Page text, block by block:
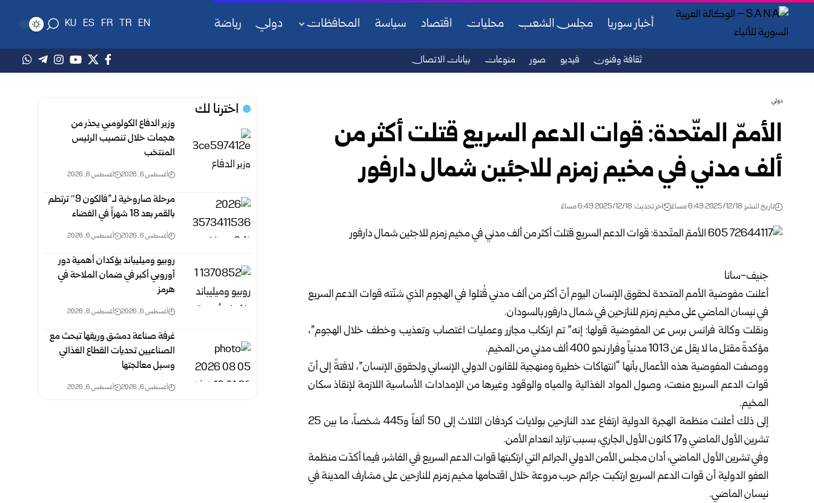
أخبار سوريا مجلس الشعب محليات اقتصاد سياسة المحافظات دولي رياضة EN
TR
FR
ES
KU
ثقافة وفنون فيديو صور منوعات بيانات الاتصال
دولي
الأممّ المتّحدة: قوات الدعم السريع قتلت أكثر من
ألف مدني في مخيم زمزم للاجئين شمال دارفور
تاريخ النشر: 2025/12/18 6:49 مساءً اخر تحديث: 2025/12/18 6:49 مساءً
جنيف-سانا
أعلنت مفوضية الأمم المتحدة لحقوق الإنسان اليوم أنّ أكثر من ألف مدني قُتلوا في الهجوم الذي شنّته قوات الدعم السريع
في نيسان الماضي على مخيم زمزم للنازحين في شمال دارفور بالسودان.
ونقلت وكالة فرانس برس عن المفوضية قولها: إنه” تم ارتكاب مجازر وعمليات اغتصاب وتعذيب وخطف خلال الهجوم”،
مؤكدةً مقتل ما لا يقل عن 1013 مدنياً وفرار نحو 400 ألف مدني من المخيم.
ووصفت المفوضية هذه الأعمال بأنها “انتهاكات خطيرة ومنهجية للقانون الدولي الإنساني ولحقوق الإنسان”، لافتةً إلى أنّ
قوات الدعم السريع منعت، وصول المواد الغذائية والمياه والوقود وغيرها من الإمدادات الأساسية اللازمة لإنقاذ سكان
المخيم.
إلى ذلك أعلنت منظمة الهجرة الدولية ارتفاع عدد النازحين بولايات كردفان الثلاث إلى 50 ألفاً و445 شخصاً، ما بين 25
تشرين الأول الماضي و17 كانون الأول الجاري، بسبب تزايد انعدام الأمن.
وفي تشرين الأول الماضي، أدان مجلس الأمن الدولي الجرائم التي ارتكبتها قوات الدعم السريع في الفاشر، فيما أكدّت منظمة
العفو الدولية أن قوات الدعم السريع ارتكبت جرائم حرب مروعة خلال اقتحامها مخيم زمزم للنازحين على مشارف المدينة في
نيسان الماضي.
اخترنا لك
وزير الدفاع الكولومبي يحذر من
هجمات خلال تنصيب الرئيس
المنتخب
أغسطس 6, 2026 أغسطس 6, 2026
مرحلة صاروخية لـ”فالكون 9″ ترتطم
بالقمر بعد 18 شهراً في الفضاء
أغسطس 6, 2026 أغسطس 6, 2026
روبيو وميليباند يؤكدان أهمية دور
أوروبي أكبر في ضمان الملاحة في
هرمز
أغسطس 6, 2026 أغسطس 6, 2026
غرفة صناعة دمشق وريفها تبحث مع
الصناعيين تحديات القطاع الغذائي
وسبل معالجتها
أغسطس 6, 2026 أغسطس 6, 2026